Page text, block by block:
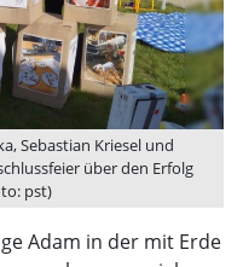
Sebastian Kriesel und
über den Erfolg
pst)
Adam in der mit Erde